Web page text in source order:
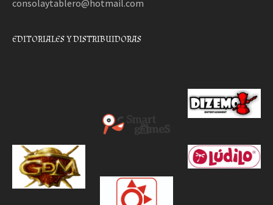
consolaytablero@hotmail.com
EDITORIALES Y DISTRIBUIDORAS